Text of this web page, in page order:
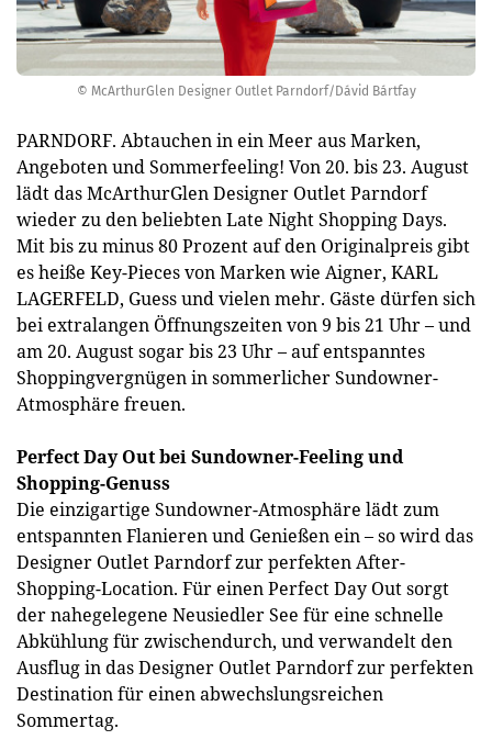
© McArthurGlen Designer Outlet Parndorf/Dávid Bártfay
PARNDORF. Abtauchen in ein Meer aus Marken,
Angeboten und Sommerfeeling! Von 20. bis 23. August
lädt das McArthurGlen Designer Outlet Parndorf
wieder zu den beliebten Late Night Shopping Days.
Mit bis zu minus 80 Prozent auf den Originalpreis gibt
es heiße Key-Pieces von Marken wie Aigner, KARL
LAGERFELD, Guess und vielen mehr. Gäste dürfen sich
bei extralangen Öffnungszeiten von 9 bis 21 Uhr – und
am 20. August sogar bis 23 Uhr – auf entspanntes
Shoppingvergnügen in sommerlicher Sundowner-
Atmosphäre freuen.
Perfect Day Out bei Sundowner-Feeling und
Shopping-Genuss
Die einzigartige Sundowner-Atmosphäre lädt zum
entspannten Flanieren und Genießen ein – so wird das
Designer Outlet Parndorf zur perfekten After-
Shopping-Location. Für einen Perfect Day Out sorgt
der nahegelegene Neusiedler See für eine schnelle
Abkühlung für zwischendurch, und verwandelt den
Ausflug in das Designer Outlet Parndorf zur perfekten
Destination für einen abwechslungsreichen
Sommertag.